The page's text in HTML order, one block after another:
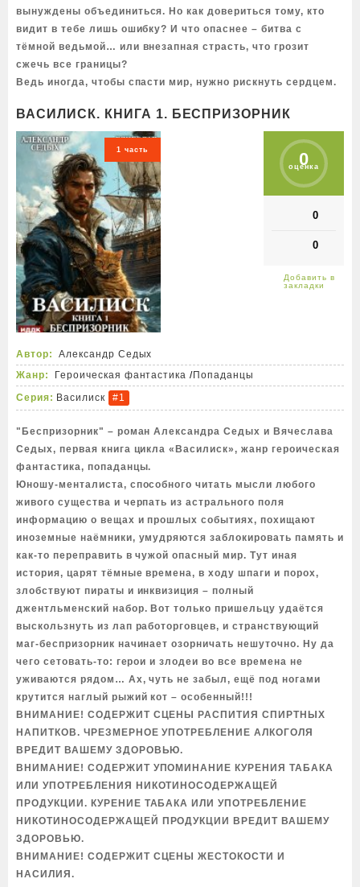
вынуждены объединиться. Но как довериться тому, кто
видит в тебе лишь ошибку? И что опаснее – битва с
тёмной ведьмой… или внезапная страсть, что грозит
сжечь все границы?
Ведь иногда, чтобы спасти мир, нужно рискнуть сердцем.
ВАСИЛИСК. КНИГА 1. БЕСПРИЗОРНИК
1 часть 0
оценка
0
0
Автор:
Александр Седых
Жанр:
Героическая фантастика /Попаданцы
Серия: Василиск #1
"Беспризорник" – роман Александра Седых и Вячеслава
Седых, первая книга цикла «Василиск», жанр героическая
фантастика, попаданцы.
Юношу-менталиста, способного читать мысли любого
живого существа и черпать из астрального поля
информацию о вещах и прошлых событиях, похищают
иноземные наёмники, умудряются заблокировать память и
как-то переправить в чужой опасный мир. Тут иная
история, царят тёмные времена, в ходу шпаги и порох,
злобствуют пираты и инквизиция – полный
джентльменский набор. Вот только пришельцу удаётся
выскользнуть из лап работорговцев, и странствующий
маг-беспризорник начинает озорничать нешуточно. Ну да
чего сетовать-то: герои и злодеи во все времена не
уживаются рядом… Ах, чуть не забыл, ещё под ногами
крутится наглый рыжий кот – особенный!!!
ВНИМАНИЕ! СОДЕРЖИТ СЦЕНЫ РАСПИТИЯ СПИРТНЫХ
НАПИТКОВ. ЧРЕЗМЕРНОЕ УПОТРЕБЛЕНИЕ АЛКОГОЛЯ
ВРЕДИТ ВАШЕМУ ЗДОРОВЬЮ.
ВНИМАНИЕ! СОДЕРЖИТ УПОМИНАНИЕ КУРЕНИЯ ТАБАКА
ИЛИ УПОТРЕБЛЕНИЯ НИКОТИНОСОДЕРЖАЩЕЙ
ПРОДУКЦИИ. КУРЕНИЕ ТАБАКА ИЛИ УПОТРЕБЛЕНИЕ
НИКОТИНОСОДЕРЖАЩЕЙ ПРОДУКЦИИ ВРЕДИТ ВАШЕМУ
ЗДОРОВЬЮ.
ВНИМАНИЕ! СОДЕРЖИТ СЦЕНЫ ЖЕСТОКОСТИ И
НАСИЛИЯ.